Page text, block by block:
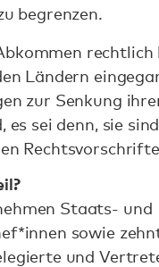
begrenzen.
rechtlich
Ländern
zur Senkung
es sei denn, sie
Staats- und
sowie
und